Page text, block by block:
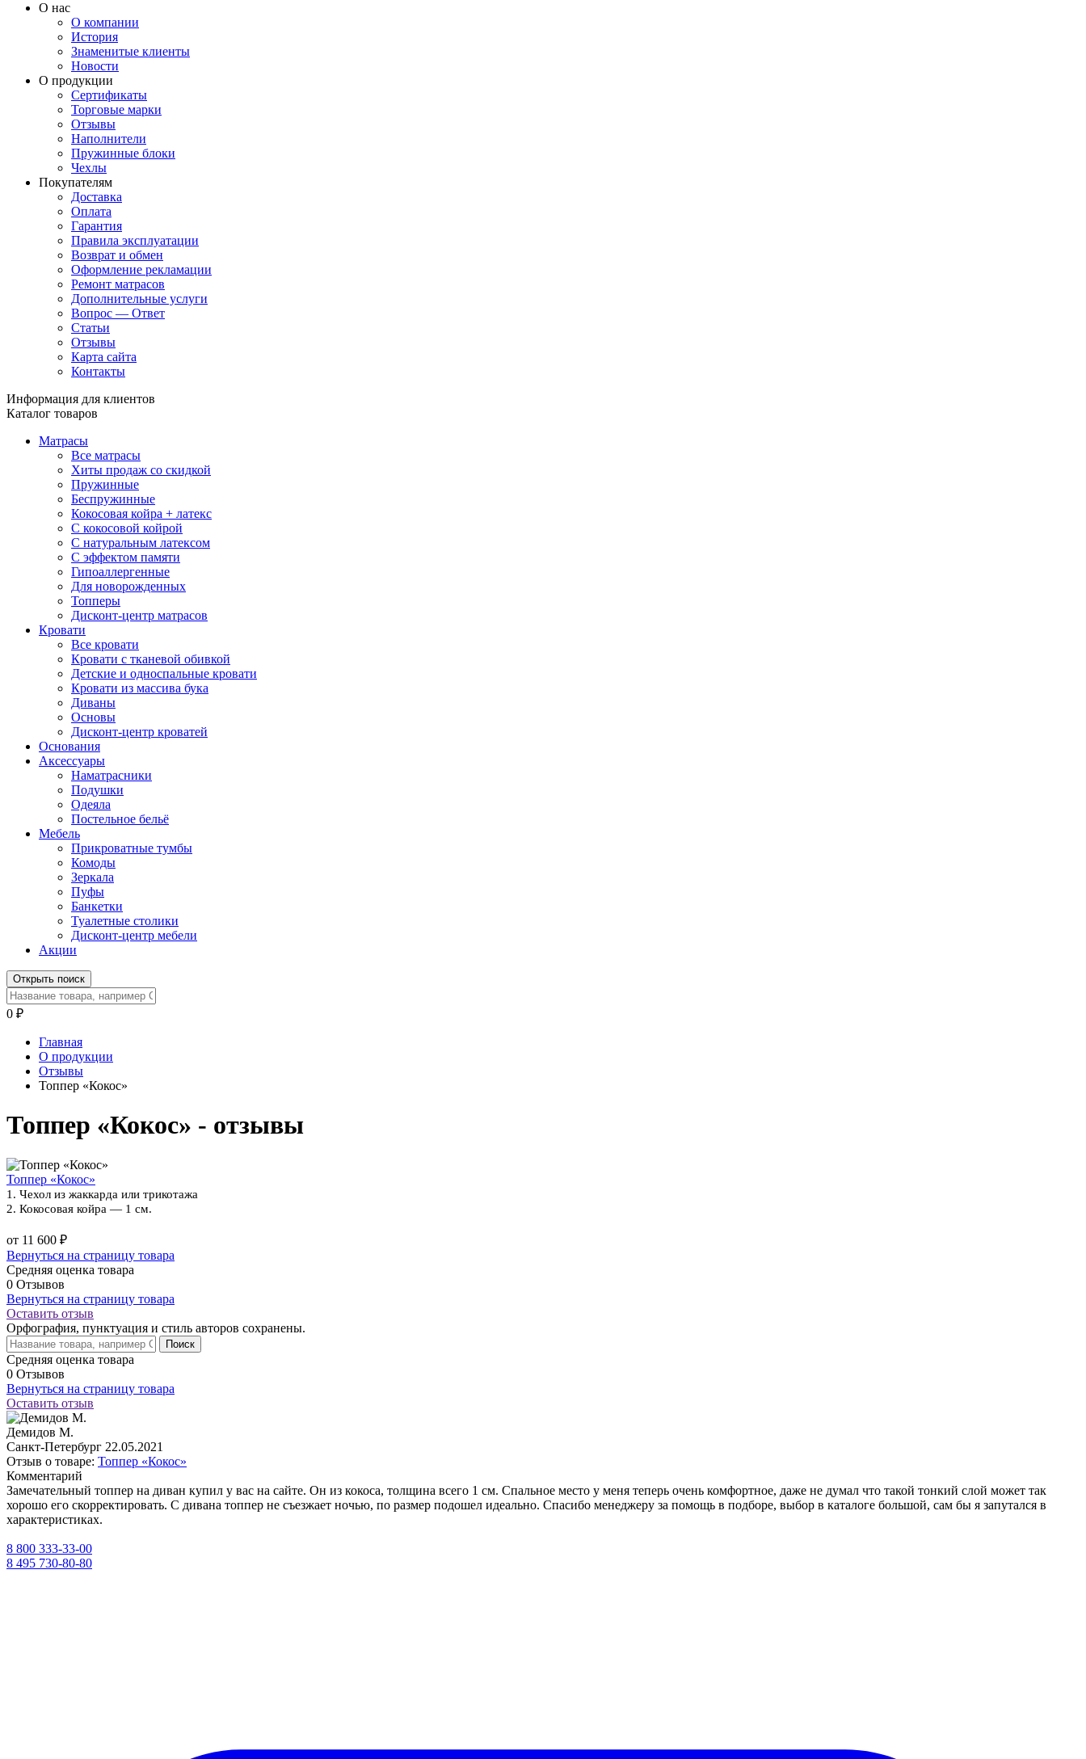
О нас
О компании
История
Знаменитые клиенты
Новости
О продукции
Сертификаты
Торговые марки
Отзывы
Наполнители
Пружинные блоки
Чехлы
Покупателям
Доставка
Оплата
Гарантия
Правила эксплуатации
Возврат и обмен
Оформление рекламации
Ремонт матрасов
Дополнительные услуги
Вопрос — Ответ
Статьи
Отзывы
Карта сайта
Контакты
Информация для клиентов
Каталог товаров
Матрасы
Все матрасы
Хиты продаж со скидкой
Пружинные
Беспружинные
Кокосовая койра + латекс
С кокосовой койрой
С натуральным латексом
С эффектом памяти
Гипоаллергенные
Для новорожденных
Топперы
Дисконт-центр матрасов
Кровати
Все кровати
Кровати с тканевой обивкой
Детские и односпальные кровати
Кровати из массива бука
Диваны
Основы
Дисконт-центр кроватей
Основания
Аксессуары
Наматрасники
Подушки
Одеяла
Постельное бельё
Мебель
Прикроватные тумбы
Комоды
Зеркала
Пуфы
Банкетки
Туалетные столики
Дисконт-центр мебели
Акции
Открыть поиск
0 ₽
Главная
О продукции
Отзывы
Топпер «Кокос»
Топпер «Кокос» - отзывы
Топпер «Кокос»
1. Чехол из жаккарда или трикотажа
2. Кокосовая койра — 1 см.
от 11 600 ₽
Вернуться на страницу товара
Средняя оценка товара
0 Отзывов
Вернуться на страницу товара
Оставить отзыв
Орфография, пунктуация и стиль авторов сохранены.
Поиск
Средняя оценка товара
0 Отзывов
Вернуться на страницу товара
Оставить отзыв
Демидов М.
Санкт-Петербург 22.05.2021
Отзыв о товаре: Топпер «Кокос»
Комментарий
Замечательный топпер на диван купил у вас на сайте. Он из кокоса, толщина всего 1 см. Спальное место у меня теперь очень комфортное, даже не думал что такой тонкий слой может так
хорошо его скорректировать. С дивана топпер не съезжает ночью, по размер подошел идеально. Спасибо менеджеру за помощь в подборе, выбор в каталоге большой, сам бы я запутался в
характеристиках.
8 800 333-33-00
8 495 730-80-80